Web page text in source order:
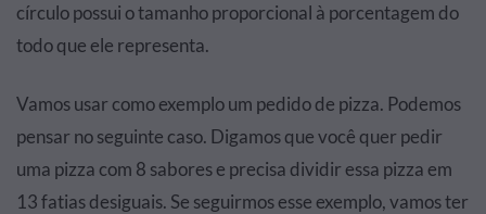
círculo possui o tamanho proporcional à porcentagem do
todo que ele representa.
Vamos usar como exemplo um pedido de pizza. Podemos
pensar no seguinte caso. Digamos que você quer pedir
uma pizza com 8 sabores e precisa dividir essa pizza em
13 fatias desiguais. Se seguirmos esse exemplo, vamos ter